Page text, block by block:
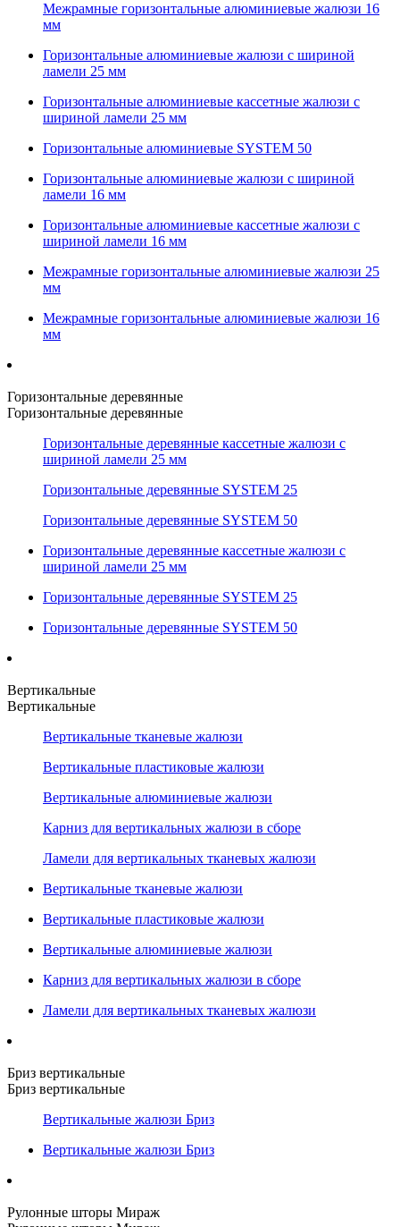
Межрамные горизонтальные алюминиевые жалюзи 16
мм
Горизонтальные алюминиевые жалюзи с шириной
ламели 25 мм
Горизонтальные алюминиевые кассетные жалюзи с
шириной ламели 25 мм
Горизонтальные алюминиевые SYSTEM 50
Горизонтальные алюминиевые жалюзи с шириной
ламели 16 мм
Горизонтальные алюминиевые кассетные жалюзи с
шириной ламели 16 мм
Межрамные горизонтальные алюминиевые жалюзи 25
мм
Межрамные горизонтальные алюминиевые жалюзи 16
мм
Горизонтальные деревянные
Горизонтальные деревянные
Горизонтальные деревянные кассетные жалюзи с
шириной ламели 25 мм
Горизонтальные деревянные SYSTEM 25
Горизонтальные деревянные SYSTEM 50
Горизонтальные деревянные кассетные жалюзи с
шириной ламели 25 мм
Горизонтальные деревянные SYSTEM 25
Горизонтальные деревянные SYSTEM 50
Вертикальные
Вертикальные
Вертикальные тканевые жалюзи
Вертикальные пластиковые жалюзи
Вертикальные алюминиевые жалюзи
Карниз для вертикальных жалюзи в сборе
Ламели для вертикальных тканевых жалюзи
Вертикальные тканевые жалюзи
Вертикальные пластиковые жалюзи
Вертикальные алюминиевые жалюзи
Карниз для вертикальных жалюзи в сборе
Ламели для вертикальных тканевых жалюзи
Бриз вертикальные
Бриз вертикальные
Вертикальные жалюзи Бриз
Вертикальные жалюзи Бриз
Рулонные шторы Мираж